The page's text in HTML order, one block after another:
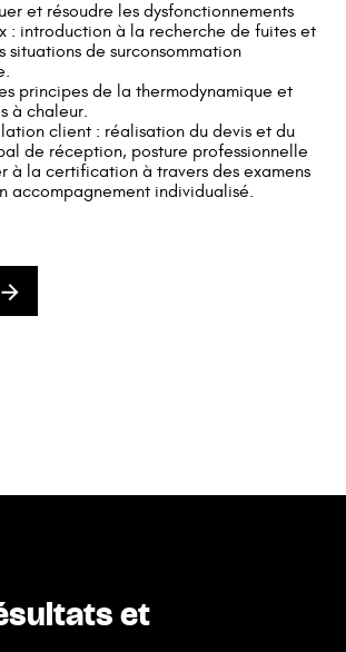
et résoudre les dysfonctionnements
: introduction à la recherche de fuites et
situations de surconsommation
principes de la thermodynamique et
à chaleur.
client : réalisation du devis et du
de réception, posture professionnelle
à la certification à travers des examens
accompagnement individualisé.
et